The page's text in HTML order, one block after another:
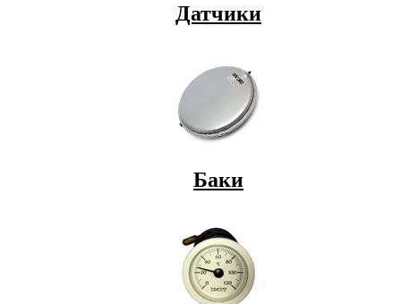
Датчики
Баки